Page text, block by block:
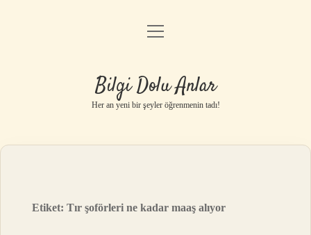
Anasayfa
Yasal Uyarı
menüyü
Bilgi Dolu Anlar
Her an yeni bir şeyler öğrenmenin tadı!
Etiket:Tır şoförleri ne kadar maaş alıyor